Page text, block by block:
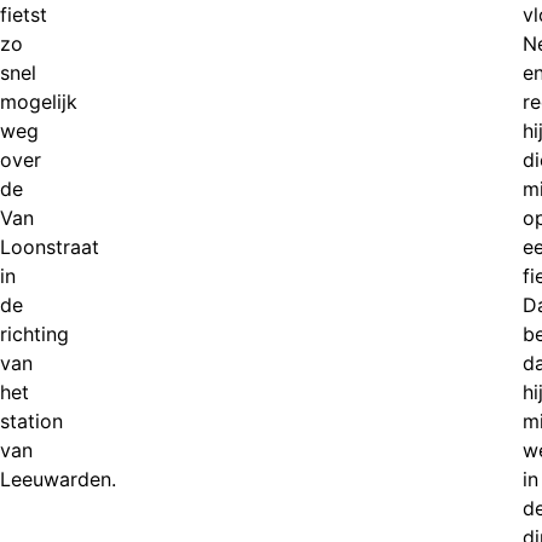
fietst
zo
snel
mogelijk
weg
over
de
Van
Loonstraat
in
de
richting
van
het
station
van
Leeuwarden.
hij
hij
in